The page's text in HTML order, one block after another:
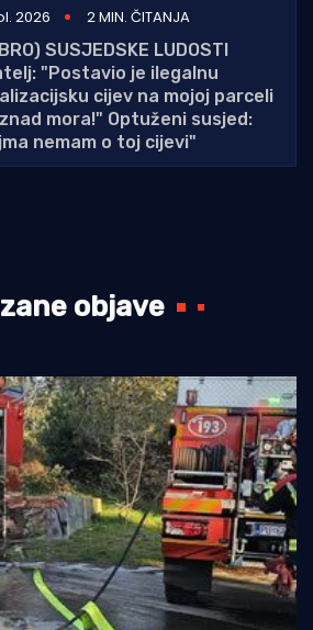
2026
2 MIN. ČITANJA
SUSJEDSKE LUDOSTI
"Postavio je ilegalnu
cijev na mojoj parceli
mora!" Optuženi susjed:
nemam o toj cijevi"
objave